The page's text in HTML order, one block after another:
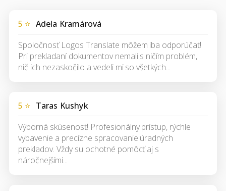
5 ⭐ Adela Kramárová
Spoločnosť Logos Translate môžem iba odporúčať!
Pri prekladaní dokumentov nemali s ničím problém,
nič ich nezaskočilo a vedeli mi so všetkých...
5 ⭐ Taras Kushyk
Výborná skúsenosť! Profesionálny prístup, rýchle
vybavenie a precízne spracovanie úradných
prekladov. Vždy su ochotné pomôcť aj s
náročnejšími...